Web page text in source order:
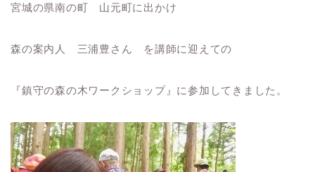
宮城の県南の町 山元町に出かけ
森の案内人 三浦豊さん を講師に迎えての
『鎮守の森の木ワークショップ』に参加してきました。